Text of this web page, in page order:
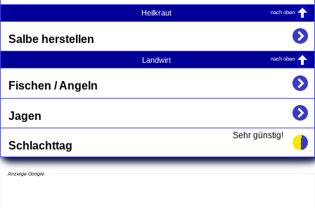
Heilkraut nach oben
Salbe herstellen
Landwirt nach oben
Fischen / Angeln
Jagen
Sehr günstig!
Schlachttag
Anzeige Google